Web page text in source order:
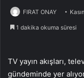
FIRAT ONAY
1 dakika okuma süresi
TV yayın akışları,
gündeminde yer